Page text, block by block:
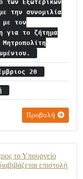
των Εξωτερικών
την συνομιλία
με τον
για το ζήτημα
20
Προβολή
το Υπουργείο
επιστολή